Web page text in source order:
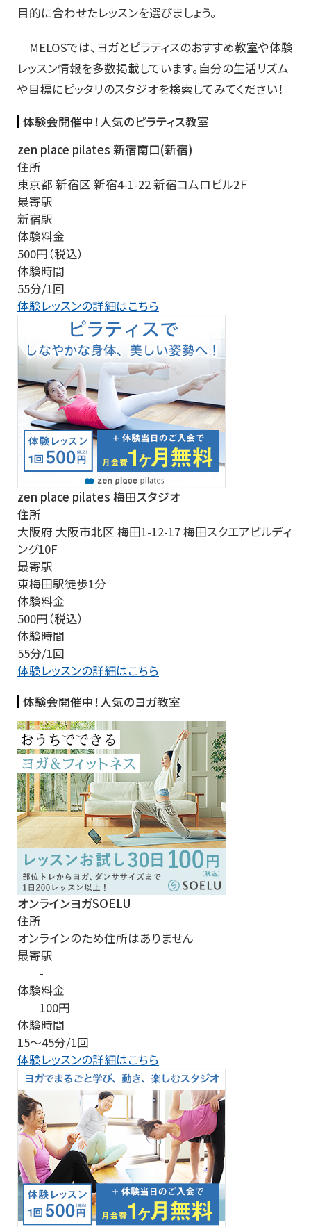
目的に合わせたレッスンを選びましょう。
MELOSでは、ヨガとピラティスのおすすめ教室や体験
レッスン情報を多数掲載しています。自分の生活リズム
や目標にピッタリのスタジオを検索してみてください！
体験会開催中！人気のピラティス教室
zen place pilates 新宿南口(新宿)
住所
東京都 新宿区 新宿4-1-22 新宿コムロビル2Ｆ
最寄駅
新宿駅
体験料金
500円（税込）
体験時間
55分/1回
体験レッスンの詳細はこちら
zen place pilates 梅田スタジオ
住所
大阪府 大阪市北区 梅田1-12-17 梅田スクエアビルディ
ング10F
最寄駅
東梅田駅徒歩1分
体験料金
500円（税込）
体験時間
55分/1回
体験レッスンの詳細はこちら
体験会開催中！人気のヨガ教室
オンラインヨガSOELU
住所
オンラインのため住所はありません
最寄駅
-
体験料金
100円
体験時間
15～45分/1回
体験レッスンの詳細はこちら